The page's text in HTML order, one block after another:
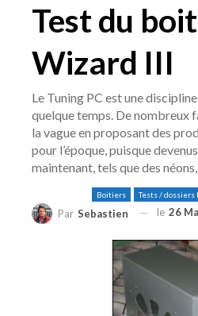
Test du
Wizard III
Le Tuning PC est une
quelque temps. De nombreux
la vague en proposant des
pour l’époque, puisque
maintenant, tels que des
Boitiers Tests / dossiers
Par Sebastien le 26